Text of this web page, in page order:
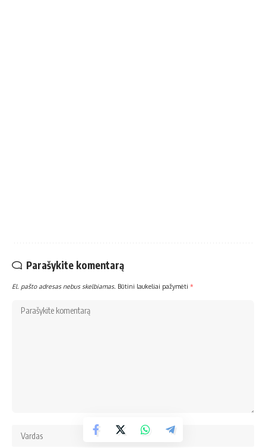
Parašykite komentarą
El. pašto adresas nebus skelbiamas. Būtini laukeliai pažymėti *